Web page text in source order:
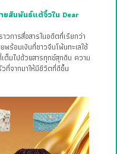
ยสัมพันธ์แต้จิ๋วใน Dear
วการสื่อสารในอดีตที่เรียกว่า
ร้อมเงินที่ชาวจีนโพ้นทะเลใช้
ต็มไปด้วยสารทุกข์สุกดิบ ความ
ที่จากมาให้มีชีวิตที่ดีขึ้น